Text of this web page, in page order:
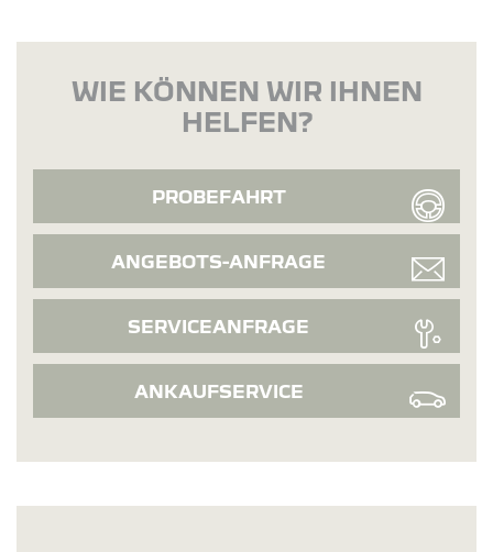
WIE KÖNNEN WIR IHNEN
HELFEN?
PROBEFAHRT
ANGEBOTS-ANFRAGE
SERVICEANFRAGE
ANKAUFSERVICE